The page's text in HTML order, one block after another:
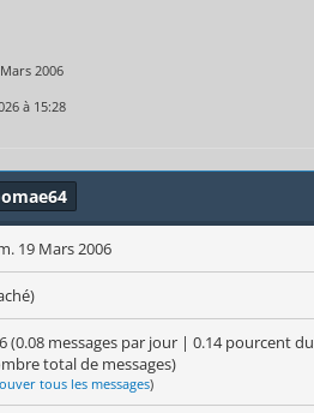
2006
à 15:28
19 Mars 2006
(0.08 messages par jour | 0.14 pourcent du
total de messages)
tous les messages)